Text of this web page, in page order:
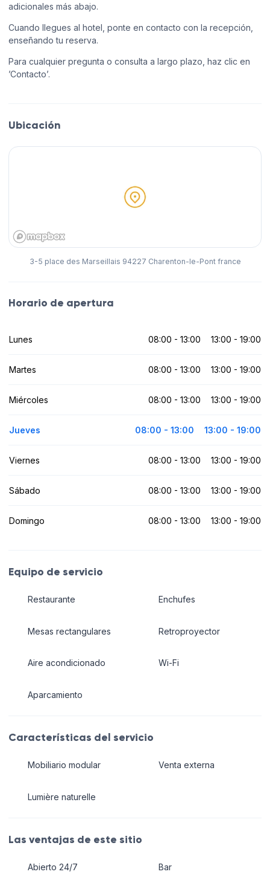
adicionales más abajo.
Cuando llegues al hotel, ponte en contacto con la recepción,
enseñando tu reserva.
Para cualquier pregunta o consulta a largo plazo, haz clic en
’Contacto’.
Ubicación
3-5 place des Marseillais 94227 Charenton-le-Pont france
Horario de apertura
Lunes 08:00 - 13:00 13:00 - 19:00
Martes 08:00 - 13:00 13:00 - 19:00
Miércoles 08:00 - 13:00 13:00 - 19:00
Jueves 08:00 - 13:00 13:00 - 19:00
Viernes 08:00 - 13:00 13:00 - 19:00
Sábado 08:00 - 13:00 13:00 - 19:00
Domingo 08:00 - 13:00 13:00 - 19:00
Equipo de servicio
Restaurante
Mesas rectangulares
Aire acondicionado
Aparcamiento
Enchufes
Retroproyector
Wi-Fi
Características del servicio
Mobiliario modular
Lumière naturelle
Venta externa
Las ventajas de este sitio
Abierto 24/7 Bar